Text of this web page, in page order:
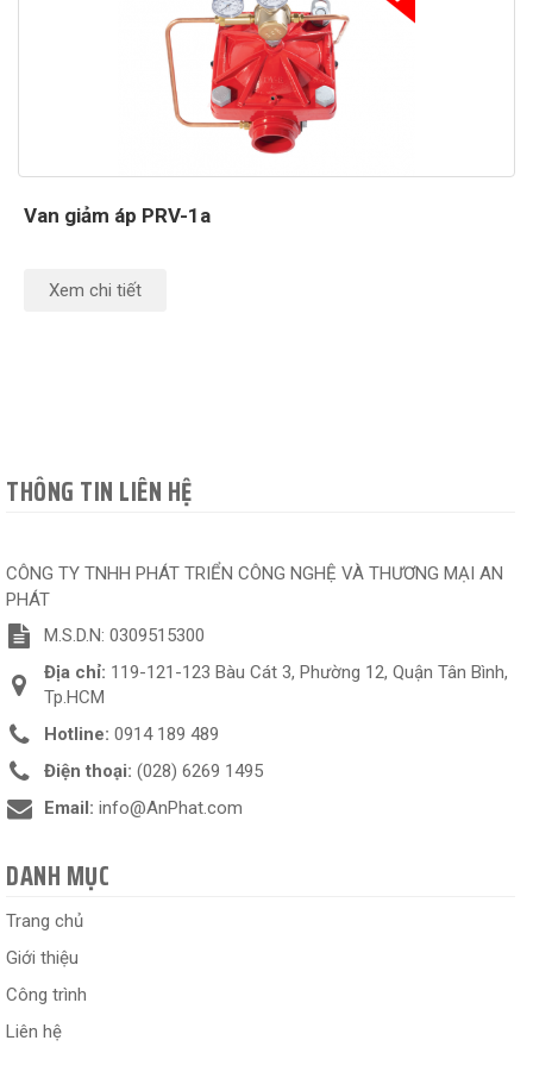
Van giảm áp PRV-1a
Xem chi tiết
THÔNG TIN LIÊN HỆ
CÔNG TY TNHH PHÁT TRIỂN CÔNG NGHỆ VÀ THƯƠNG MẠI AN
PHÁT
M.S.D.N: 0309515300
Địa chỉ: 119-121-123 Bàu Cát 3, Phường 12, Quận Tân Bình,
Tp.HCM
Hotline: 0914 189 489
Điện thoại: (028) 6269 1495
Email: info@AnPhat.com
DANH MỤC
Trang chủ
Giới thiệu
Công trình
Liên hệ